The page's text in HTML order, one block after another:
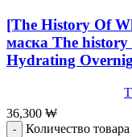
[The History Of
маска The
Hydrating
36,300 ₩
Количество